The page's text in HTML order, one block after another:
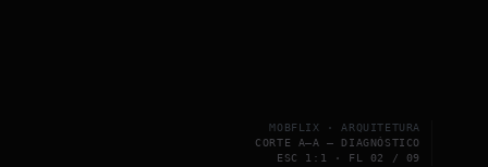
MOBFLIX · ARQUITETURA
CORTE A–A — DIAGNÓSTICO
ESC 1:1 · FL 02 / 09